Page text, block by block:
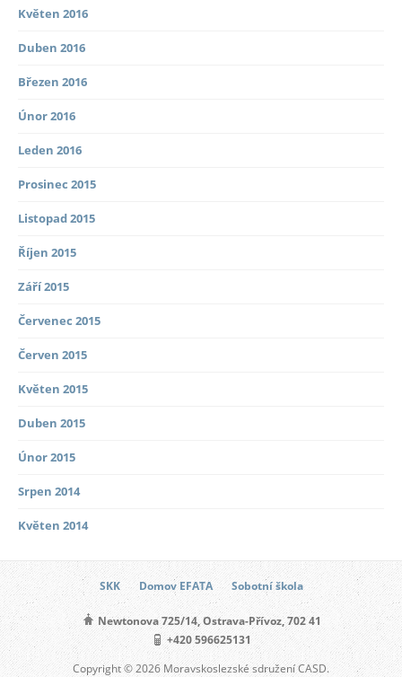
Květen 2016
Duben 2016
Březen 2016
Únor 2016
Leden 2016
Prosinec 2015
Listopad 2015
Říjen 2015
Září 2015
Červenec 2015
Červen 2015
Květen 2015
Duben 2015
Únor 2015
Srpen 2014
Květen 2014
SKK Domov EFATA Sobotní škola
Newtonova 725/14, Ostrava-Přívoz, 702 41
+420 596625131
Copyright © 2026 Moravskoslezské sdružení CASD.